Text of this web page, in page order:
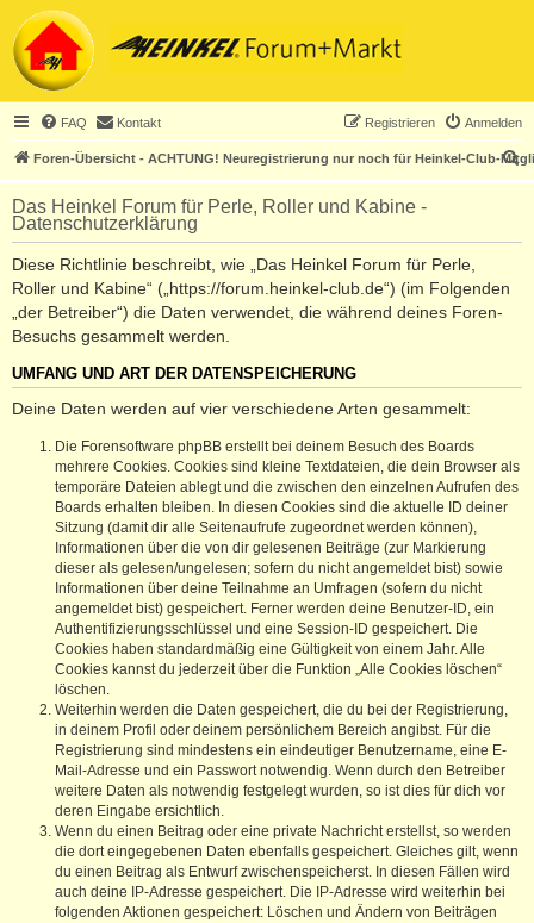
FAQ Kontakt Anmelden
Registrieren
Foren-Übersicht - ACHTUNG! Neuregistrierung nur noch für Heinkel-Club-
S
u
h
Das Heinkel Forum für Perle, Roller und Kabine -
Datenschutzerklärung
Diese Richtlinie beschreibt, wie „Das Heinkel Forum für Perle,
Roller und Kabine“ („https://forum.heinkel-club.de“) (im Folgenden
„der Betreiber“) die Daten verwendet, die während deines Foren-
Besuchs gesammelt werden.
UMFANG UND ART DER DATENSPEICHERUNG
Deine Daten werden auf vier verschiedene Arten gesammelt:
Die Forensoftware phpBB erstellt bei deinem Besuch des Boards
mehrere Cookies. Cookies sind kleine Textdateien, die dein Browser als
temporäre Dateien ablegt und die zwischen den einzelnen Aufrufen des
Boards erhalten bleiben. In diesen Cookies sind die aktuelle ID deiner
Sitzung (damit dir alle Seitenaufrufe zugeordnet werden können),
Informationen über die von dir gelesenen Beiträge (zur Markierung
dieser als gelesen/ungelesen; sofern du nicht angemeldet bist) sowie
Informationen über deine Teilnahme an Umfragen (sofern du nicht
angemeldet bist) gespeichert. Ferner werden deine Benutzer-ID, ein
Authentifizierungsschlüssel und eine Session-ID gespeichert. Die
Cookies haben standardmäßig eine Gültigkeit von einem Jahr. Alle
Cookies kannst du jederzeit über die Funktion „Alle Cookies löschen“
löschen.
Weiterhin werden die Daten gespeichert, die du bei der Registrierung,
in deinem Profil oder deinem persönlichem Bereich angibst. Für die
Registrierung sind mindestens ein eindeutiger Benutzername, eine E-
Mail-Adresse und ein Passwort notwendig. Wenn durch den Betreiber
weitere Daten als notwendig festgelegt wurden, so ist dies für dich vor
deren Eingabe ersichtlich.
Wenn du einen Beitrag oder eine private Nachricht erstellst, so werden
die dort eingegebenen Daten ebenfalls gespeichert. Gleiches gilt, wenn
du einen Beitrag als Entwurf zwischenspeicherst. In diesen Fällen wird
auch deine IP-Adresse gespeichert. Die IP-Adresse wird weiterhin bei
folgenden Aktionen gespeichert: Löschen und Ändern von Beiträgen